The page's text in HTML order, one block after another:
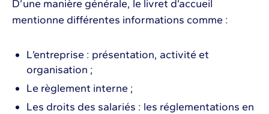
D’une manière générale, le livret d’accueil
mentionne différentes informations comme :
L’entreprise : présentation, activité et
organisation ;
Le règlement interne ;
Les droits des salariés : les réglementations en